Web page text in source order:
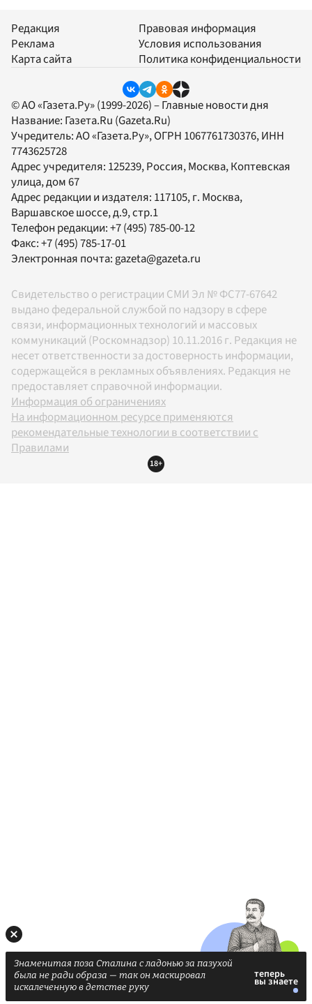
Редакция
Реклама
Карта сайта
Правовая информация
Условия использования
Политика конфиденциальности
© АО «Газета.Ру» (1999-2026) – Главные новости дня
Название: Газета.Ru (Gazeta.Ru)
Учредитель:АО «Газета.Ру», ОГРН 1067761730376, ИНН
7743625728
Адрес учредителя: 125239, Россия, Москва, Коптевская
улица, дом 67
Адрес редакции и издателя: 117105, г. Москва,
Варшавское шоссе, д.9, стр.1
Телефон редакции:+7 (495) 785-00-12
Факс:+7 (495) 785-17-01
Электронная почта:gazeta@gazeta.ru
Свидетельство о регистрации СМИ Эл № ФС77-67642
выдано федеральной службой по надзору в сфере
связи, информационных технологий и массовых
коммуникаций (Роскомнадзор) 10.11.2016 г. Редакция не
несет ответственности за достоверность информации,
содержащейся в рекламных объявлениях. Редакция не
предоставляет справочной информации.
Информация об ограничениях
На информационном ресурсе применяются
рекомендательные технологии в соответствии с
Правилами
18+
Знаменитая поза Сталина с ладонью за пазухой
была не ради образа — так он маскировал
искалеченную в детстве руку